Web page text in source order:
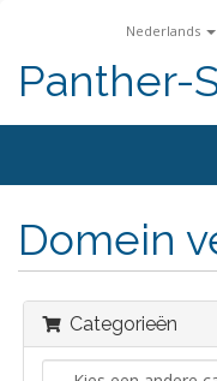
Nederlands
Panther-
Domein
Categorieën